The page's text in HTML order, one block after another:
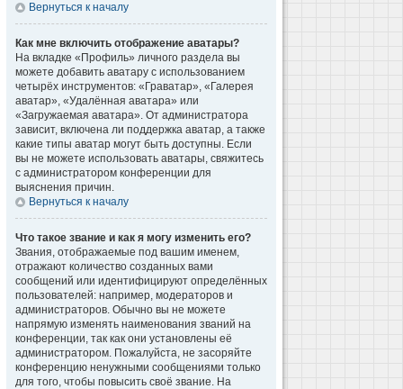
Вернуться к началу
Как мне включить отображение аватары?
На вкладке «Профиль» личного раздела вы
можете добавить аватару с использованием
четырёх инструментов: «Граватар», «Галерея
аватар», «Удалённая аватара» или
«Загружаемая аватара». От администратора
зависит, включена ли поддержка аватар, а также
какие типы аватар могут быть доступны. Если
вы не можете использовать аватары, свяжитесь
с администратором конференции для
выяснения причин.
Вернуться к началу
Что такое звание и как я могу изменить его?
Звания, отображаемые под вашим именем,
отражают количество созданных вами
сообщений или идентифицируют определённых
пользователей: например, модераторов и
администраторов. Обычно вы не можете
напрямую изменять наименования званий на
конференции, так как они установлены её
администратором. Пожалуйста, не засоряйте
конференцию ненужными сообщениями только
для того, чтобы повысить своё звание. На